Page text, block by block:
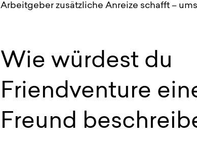
Arbeitgeber zusätzliche Anreize schafft –
Wie würdest du
Friendventure
Freund